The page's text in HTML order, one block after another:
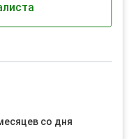
со дня